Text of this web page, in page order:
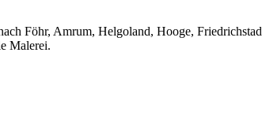
Föhr, Amrum, Helgoland, Hooge,
Malerei.